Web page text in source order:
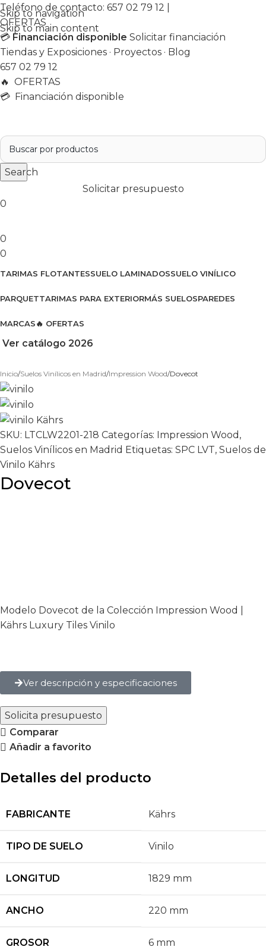
Skip to navigation
Skip to main content
Teléfono de contacto: 657 02 79 12
OFERTAS
💳 Financiación disponible Solicitar financiación
Tiendas y Exposiciones · Proyectos · Blog
657 02 79 12
🔥 OFERTAS
💳 Financiación disponible
Search
Solicitar presupuesto
0
0
0
TARIMAS FLOTANTESSUELO LAMINADOSSUELO VINÍLICO
PARQUETTARIMAS PARA EXTERIORMÁS SUELOSPAREDES
MARCAS🔥 OFERTAS
Ver catálogo 2026
Inicio Suelos Vinílicos en Madrid Impression Wood Dovecot
SKU: LTCLW2201-218 Categorías: Impression Wood ,
Suelos Vinílicos en Madrid Etiquetas: SPC LVT, Suelos de
Vinilo Kährs
Dovecot
Modelo Dovecot de la Colección Impression Wood |
Kährs Luxury Tiles Vinilo
Ver descripción y especificaciones
Solicita presupuesto
Comparar
Añadir a favorito
Detalles del producto
FABRICANTE Kährs
TIPO DE SUELO Vinilo
LONGITUD 1829 mm
ANCHO 220 mm
GROSOR 6 mm